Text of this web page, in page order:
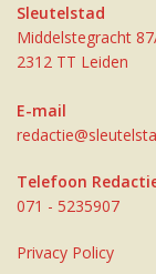
Sleutelstad
Middelstegracht
2312 TT Leiden
E-mail
Telefoon
071 - 5235907
Privacy Policy